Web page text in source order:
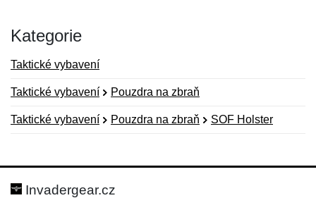
Kategorie
Taktické vybavení
Taktické vybavení Pouzdra na zbraň
Taktické vybavení Pouzdra na zbraň SOF Holster
Hodnocení:
Jméno:
Invadergear.cz